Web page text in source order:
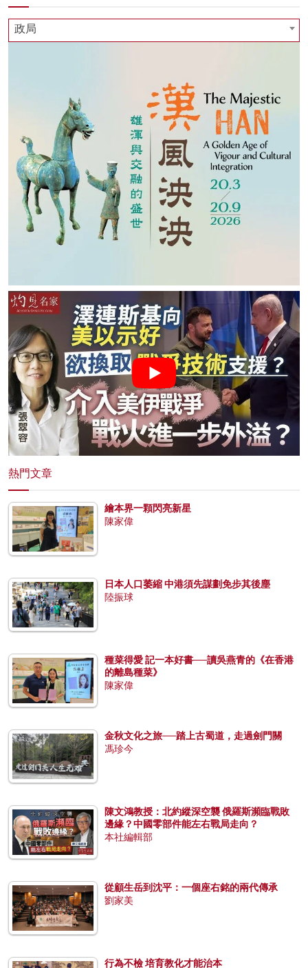
政局
熱門文章
繪本界一顆閃亮新星
陳家偉
日本人口萎縮 中港須先謀劃免步其後塵
陸振球
種菜得愛 記一本好書──讀吳燕青的《在香港
的離島種菜》
陳家偉
金秋文化之旅──踏上古蜀道，走過劍門關
馮珍今
陳文鴻教授：北約縱深空襲 俄羅斯瀕臨戰敗
邊緣？中國零部件能左右戰局走向？
本社編輯部
從顧生岳到沈平：一個座右銘的兩代傳承
劉家美
行為不檢 培育教化才能治本